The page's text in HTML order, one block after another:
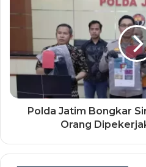
Polda Jatim Bongkar
Orang